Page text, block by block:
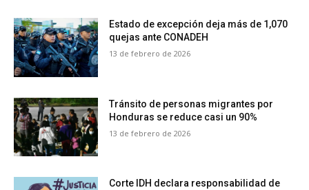
Estado de excepción deja más de 1,070
quejas ante CONADEH
13 de febrero de 2026
Tránsito de personas migrantes por
Honduras se reduce casi un 90%
13 de febrero de 2026
Corte IDH declara responsabilidad de